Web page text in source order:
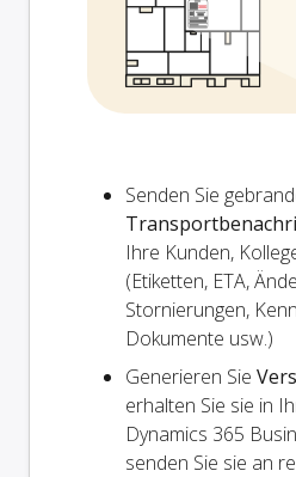
Senden Sie
Ihre Kunden,
(Etiketten, ETA,
Stornierungen,
Dokumente usw.)
Generieren Sie
erhalten Sie sie in
Dynamics 365
senden Sie sie an